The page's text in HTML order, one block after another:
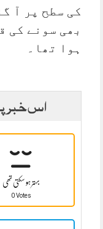
کی سطح پر آ
بھی سونے کی
ہوا تھا۔
اس خبر
بہتر ہو سکتی تھی
0 Votes